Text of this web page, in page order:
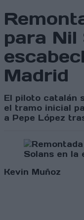
para Nil
Madrid
El piloto catalán
el tramo inicial
a Pepe López
Kevin Muñoz